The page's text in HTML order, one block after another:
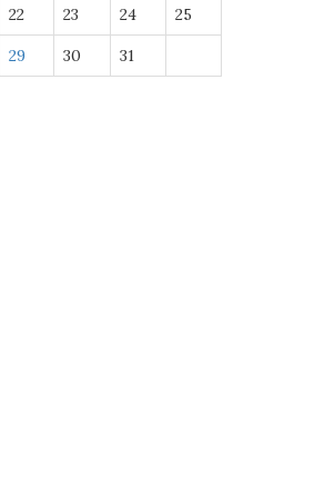
22 23 24 25
29 30 31